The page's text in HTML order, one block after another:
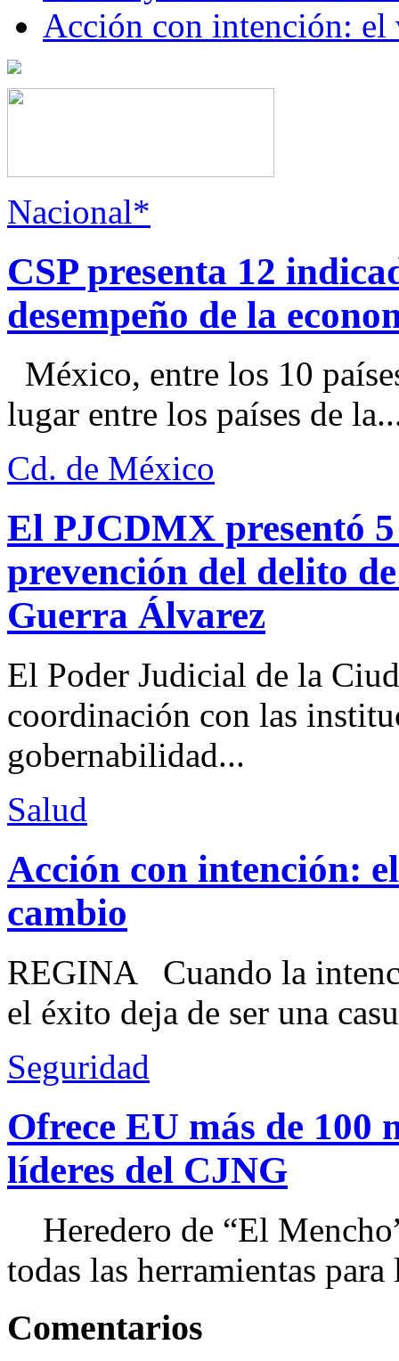
Acción con intención: el
Nacional*
CSP presenta 12
desempeño de la
México, entre los 10
lugar entre los países de
Cd. de México
El PJCDMX presentó
prevención del delito
Guerra Álvarez
El Poder Judicial de la
coordinación con las
gobernabilidad...
Salud
Acción con intención:
cambio
REGINA Cuando la
el éxito deja de ser una
Seguridad
Ofrece EU más de 100
líderes del CJNG
Heredero de “El
todas las herramientas
Comentarios